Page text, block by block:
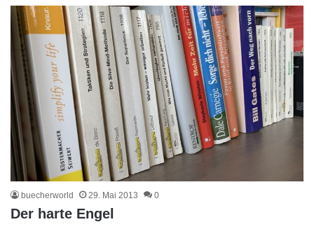
buecherworld 29. Mai 2013 0
Der harte Engel